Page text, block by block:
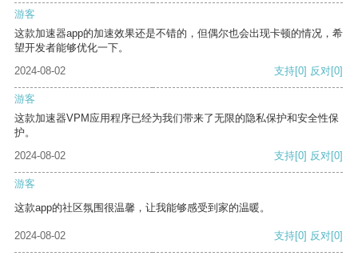
游客
这款加速器app的加速效果还是不错的，但偶尔也会出现卡顿的情况，希
望开发者能够优化一下。
2024-08-02
支持[0] 反对[0]
游客
这款加速器VPM应用程序已经为我们带来了无限的隐私保护和安全性保
护。
2024-08-02
支持[0] 反对[0]
游客
这款app的社区氛围很温馨，让我能够感受到家的温暖。
2024-08-02 支持[0] 反对[0]